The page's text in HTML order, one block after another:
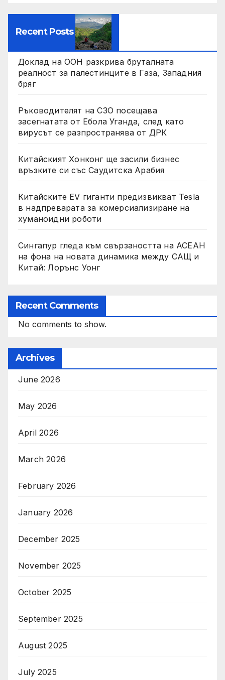
Recent Posts
Доклад на ООН разкрива бруталната
реалност за палестинците в Газа, Западния
бряг
Ръководителят на СЗО посещава
засегнатата от Ебола Уганда, след като
вирусът се разпространява от ДРК
Китайският Хонконг ще засили бизнес
връзките си със Саудитска Арабия
Китайските EV гиганти предизвикват Tesla
в надпреварата за комерсиализиране на
хуманоидни роботи
Сингапур гледа към свързаността на АСЕАН
на фона на новата динамика между САЩ и
Китай: Лорънс Уонг
Recent Comments
No comments to show.
Archives
June 2026
May 2026
April 2026
March 2026
February 2026
January 2026
December 2025
November 2025
October 2025
September 2025
August 2025
July 2025